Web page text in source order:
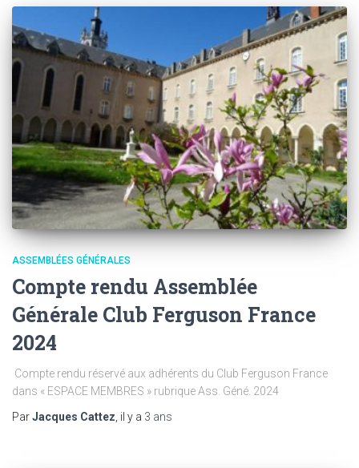
ASSEMBLÉES GÉNÉRALES
Compte rendu Assemblée
Générale Club Ferguson France
2024
Compte rendu réservé aux adhérents du Club Ferguson France
dans « ESPACE MEMBRES » rubrique Ass. Géné. 2024
ParJacques Cattez, il y a 3 ans